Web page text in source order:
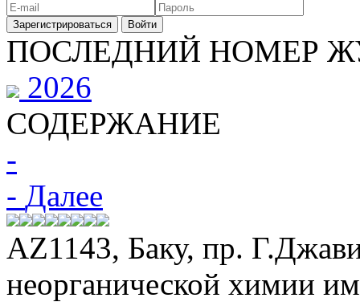
Зарегистрироваться Войти
ПОСЛЕДНИЙ НОМЕР
2026
СОДЕРЖАНИЕ
-
- Далее
АZ1143, Баку, пр.
неорганической химии